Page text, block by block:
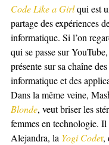
Code Like a Girl qui est
partage des expériences
informatique. Si l’on
qui se passe sur YouTube,
présente sur sa chaîne
informatique et des
Dans la même veine,
Blonde, veut briser les
femmes en technologie.
Alejandra, la Yogi Coder,